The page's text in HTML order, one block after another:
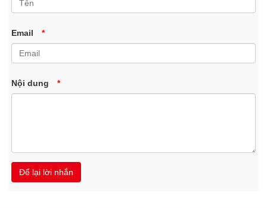
Email *
Nội dung *